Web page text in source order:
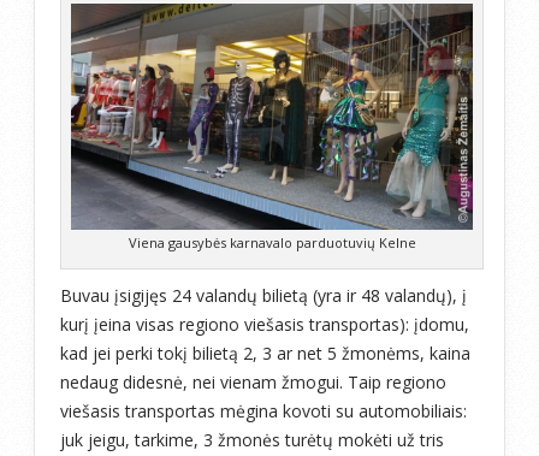
Viena gausybės karnavalo parduotuvių Kelne
Buvau įsigijęs 24 valandų bilietą (yra ir 48 valandų), į
kurį įeina visas regiono viešasis transportas): įdomu,
kad jei perki tokį bilietą 2, 3 ar net 5 žmonėms, kaina
nedaug didesnė, nei vienam žmogui. Taip regiono
viešasis transportas mėgina kovoti su automobiliais:
juk jeigu, tarkime, 3 žmonės turėtų mokėti už tris